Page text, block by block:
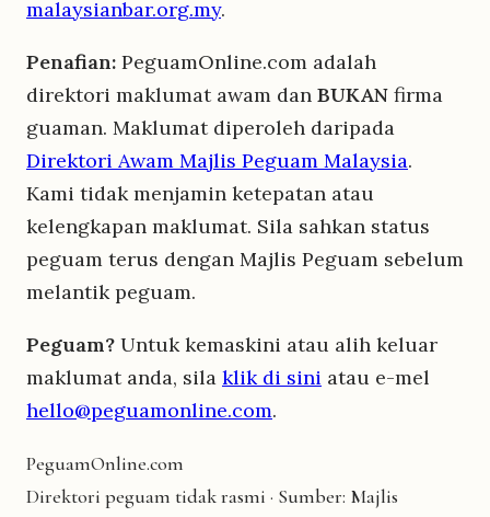
malaysianbar.org.my.
Penafian: PeguamOnline.com adalah
direktori maklumat awam dan BUKAN firma
guaman. Maklumat diperoleh daripada
Direktori Awam Majlis Peguam Malaysia.
Kami tidak menjamin ketepatan atau
kelengkapan maklumat. Sila sahkan status
peguam terus dengan Majlis Peguam sebelum
melantik peguam.
Peguam? Untuk kemaskini atau alih keluar
maklumat anda, sila klik di sini atau e-mel
hello@peguamonline.com.
PeguamOnline.com
Direktori peguam tidak rasmi · Sumber: Majlis